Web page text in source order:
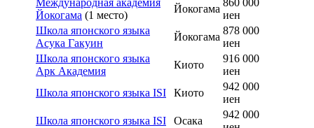
Международная академия
Йокогама (1 место)
Йокогама
860 000
иен
Школа японского языка
Асука Гакуин
Йокогама
878 000
иен
Школа японского языка
Арк Академия
Киото
916 000
иен
Школа японского языка ISI
Киото
942 000
иен
Школа японского языка ISI
Осака
942 000